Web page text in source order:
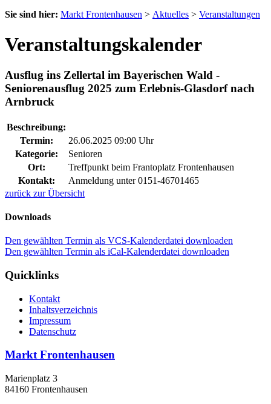
Sie sind hier: Markt Frontenhausen > Aktuelles > Veranstaltungen
Veranstaltungskalender
Ausflug ins Zellertal im Bayerischen Wald -
Seniorenausflug 2025 zum Erlebnis-Glasdorf nach
Arnbruck
Beschreibung:
Termin:
26.06.2025 09:00 Uhr
Kategorie:
Senioren
Ort:
Treffpunkt beim Frantoplatz Frontenhausen
Kontakt:
Anmeldung unter 0151-46701465
zurück zur Übersicht
Downloads
Den gewählten Termin als VCS-Kalenderdatei downloaden
Den gewählten Termin als iCal-Kalenderdatei downloaden
Quicklinks
Kontakt
Inhaltsverzeichnis
Impressum
Datenschutz
Markt Frontenhausen
Marienplatz 3
84160 Frontenhausen